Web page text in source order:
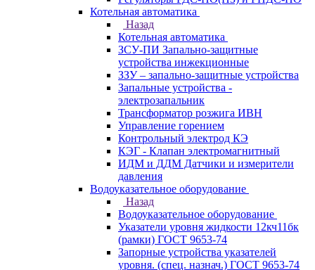
Котельная автоматика
Назад
Котельная автоматика
ЗСУ-ПИ Запально-защитные
устройства инжекционные
ЗЗУ – запально-защитные устройства
Запальные устройства -
электрозапальник
Трансформатор розжига ИВН
Управление горением
Контрольный электрод КЭ
КЭГ - Клапан электромагнитный
ИДМ и ДДМ Датчики и измерители
давления
Водоуказательное оборудование
Назад
Водоуказательное оборудование
Указатели уровня жидкости 12кч11бк
(рамки) ГОСТ 9653-74
Запорные устройства указателей
уровня. (спец. назнач.) ГОСТ 9653-74